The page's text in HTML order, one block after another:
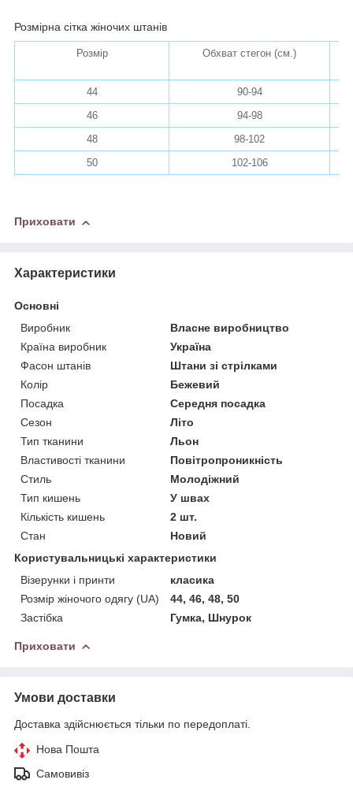
Розмірна сітка жіночих штанів
Розмір Обхват стегон (см.)
44
90-94
46
94-98
48
98-102
50
102-106
Приховати
Характеристики
Основні
Виробник
Власне виробництво
Країна виробник
Україна
Фасон штанів
Штани зі стрілками
Колір
Бежевий
Посадка
Середня посадка
Сезон
Літо
Тип тканини
Льон
Властивості тканини
Повітропроникність
Стиль
Молодіжний
Тип кишень
У швах
Кількість кишень
2 шт.
Стан
Новий
Користувальницькі характеристики
Візерунки і принти
класика
Розмір жіночого одягу (UA)
44, 46, 48, 50
Застібка
Гумка, Шнурок
Приховати
Умови доставки
Доставка здійснюється тільки по передоплаті.
Нова Пошта
Самовивіз